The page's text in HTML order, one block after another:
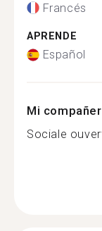
Francés
APRENDE
Español
Mi
Sociale